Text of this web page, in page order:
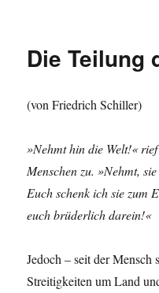
Die Teilung
(von Friedrich Schiller)
»Nehmt hin die Welt!«
Menschen zu. »Nehmt,
Euch schenk ich sie zum
euch brüderlich darein!«
Jedoch – seit der Mensch
Streitigkeiten um Land